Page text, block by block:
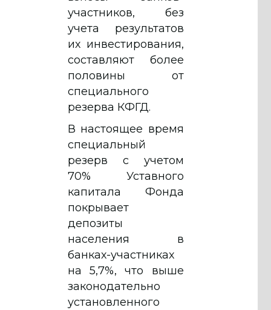
участников, без
учета результатов
их инвестирования,
составляют более
половины от
специального
резерва КФГД.
В настоящее время
специальный
резерв с учетом
70% Уставного
капитала Фонда
покрывает
депозиты
населения в
банках-участниках
на 5,7%, что выше
законодательно
установленного